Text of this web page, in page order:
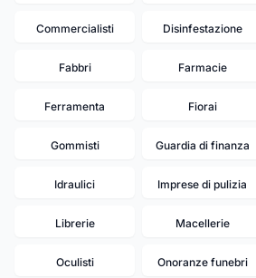
Commercialisti Disinfestazione
Fabbri Farmacie
Ferramenta Fiorai
Gommisti Guardia di finanza
Idraulici Imprese di pulizia
Librerie Macellerie
Oculisti Onoranze funebri